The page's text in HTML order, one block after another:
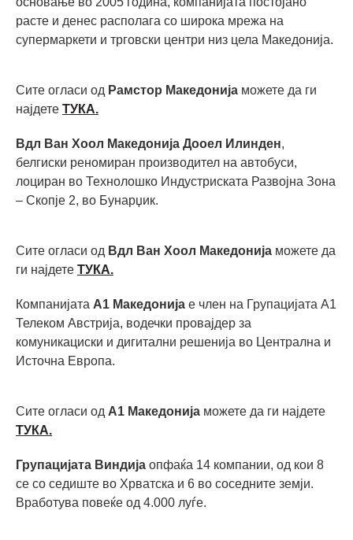
расте и денес располага со широка мрежа на
супермаркети и трговски центри низ цела Македонија.
Сите огласи од Рамстор Македонија можете да ги
најдете ТУКА.
Вдл Ван Хоол Македонија Дооел Илинден,
белгиски реномиран производител на автобуси,
лоциран во Технолошко Индустриската Развојна Зона
– Скопје 2, во Бунарџик.
Сите огласи од Вдл Ван Хоол Македонија можете да
ги најдете ТУКА.
Компанијата А1 Македонија е член на Групацијата А1
Телеком Австрија, водечки провајдер за
комуникациски и дигитални решенија во Централна и
Источна Европа.
Сите огласи од А1 Македонија можете да ги најдете
ТУКА.
Групацијата Виндија опфаќа 14 компании, од кои 8
се со седиште во Хрватска и 6 во соседните земји.
Вработува повеќе од 4.000 луѓе.